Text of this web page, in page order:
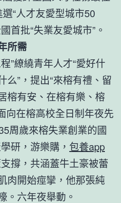
“人才友愛型城市50
首批“失業友愛城市”。
所需
”繚繞青年人才“愛好什
么”，提出“來榕有禮、留
榕有安、在榕有樂、榕
向在榕高校全日制年夜先
周歲來榕失業創業的國
研，游樂購， 包養app
撐，共涵蓋牛土豪被蕾
肉開始痙攣，他那張純
。六年夜舉動。